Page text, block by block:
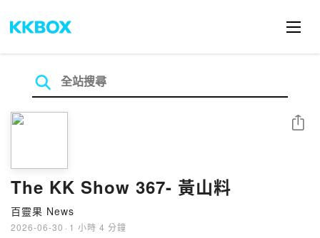
The KK Show 367- 黃山料
百靈果 News
2026-06-30 · 1 小時 4 分鐘
分享